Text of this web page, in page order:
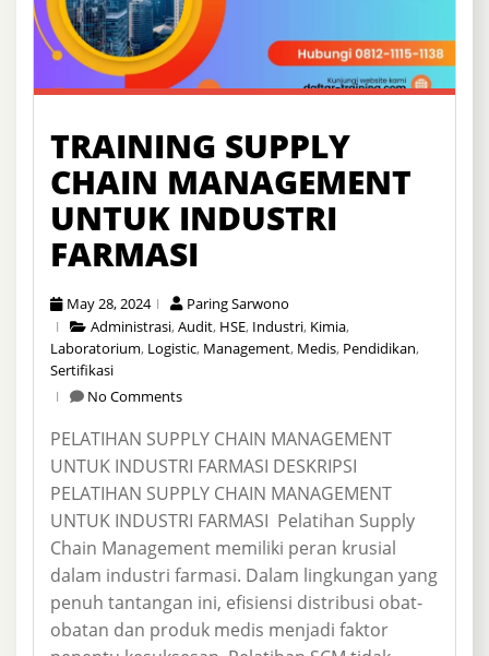
TRAINING SUPPLY
CHAIN MANAGEMENT
UNTUK INDUSTRI
FARMASI
May 28, 2024
Paring Sarwono
Administrasi,Audit, HSE, Industri, Kimia,
Laboratorium, Logistic, Management, Medis, Pendidikan,
Sertifikasi
No Comments
PELATIHAN SUPPLY CHAIN MANAGEMENT
UNTUK INDUSTRI FARMASI DESKRIPSI
PELATIHAN SUPPLY CHAIN MANAGEMENT
UNTUK INDUSTRI FARMASI Pelatihan Supply
Chain Management memiliki peran krusial
dalam industri farmasi. Dalam lingkungan yang
penuh tantangan ini, efisiensi distribusi obat-
obatan dan produk medis menjadi faktor